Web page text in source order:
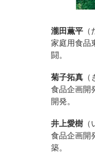
瀧田薫平
家庭用食品
闘。
菊子拓真
食品企画開
開発。
井上愛樹
食品企画開
築。